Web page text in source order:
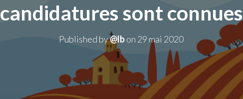
candidatures sont connues
Published by@lbon 29 mai 2020